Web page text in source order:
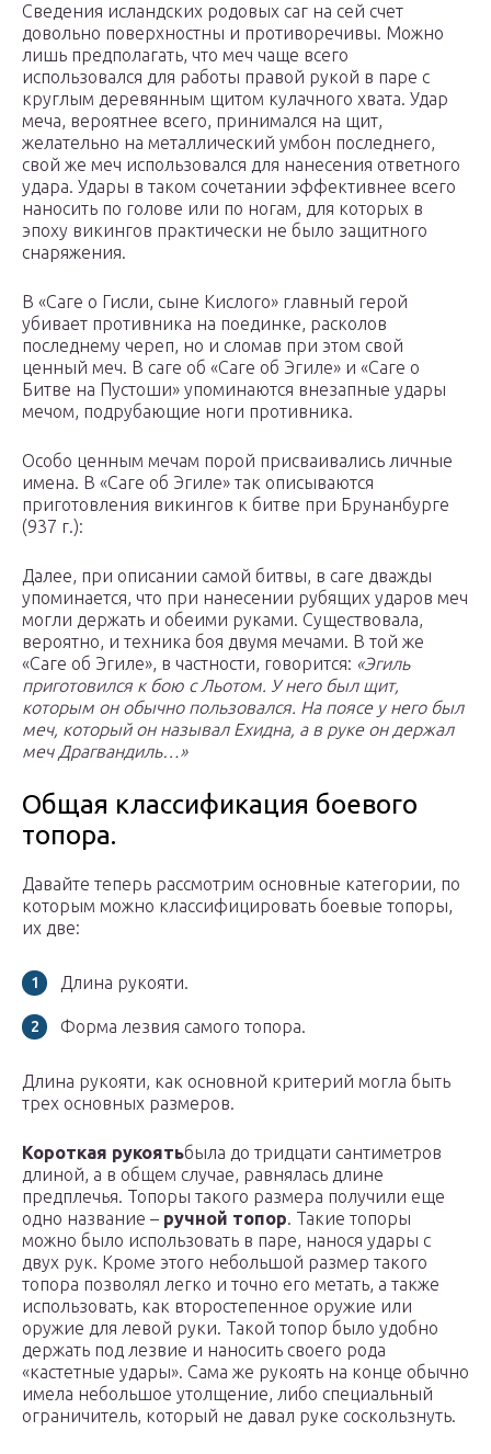
Сведения исландских родовых саг на сей счет
довольно поверхностны и противоречивы. Можно
лишь предполагать, что меч чаще всего
использовался для работы правой рукой в паре с
круглым деревянным щитом кулачного хвата. Удар
меча, вероятнее всего, принимался на щит,
желательно на металлический умбон последнего,
свой же меч использовался для нанесения ответного
удара. Удары в таком сочетании эффективнее всего
наносить по голове или по ногам, для которых в
эпоху викингов практически не было защитного
снаряжения.
В «Саге о Гисли, сыне Кислого» главный герой
убивает противника на поединке, расколов
последнему череп, но и сломав при этом свой
ценный меч. В саге об «Саге об Эгиле» и «Саге о
Битве на Пустоши» упоминаются внезапные удары
мечом, подрубающие ноги противника.
Особо ценным мечам порой присваивались личные
имена. В «Саге об Эгиле» так описываются
приготовления викингов к битве при Брунанбурге
(937 г.):
Далее, при описании самой битвы, в саге дважды
упоминается, что при нанесении рубящих ударов меч
могли держать и обеими руками. Существовала,
вероятно, и техника боя двумя мечами. В той же
«Саге об Эгиле», в частности, говорится: «Эгиль
приготовился к бою с Льотом. У него был щит,
которым он обычно пользовался. На поясе у него был
меч, который он называл Ехидна, а в руке он держал
меч Драгвандиль…»
Общая классификация боевого
топора.
Давайте теперь рассмотрим основные категории, по
которым можно классифицировать боевые топоры,
их две:
Длина рукояти.
Форма лезвия самого топора.
Длина рукояти, как основной критерий могла быть
трех основных размеров.
Короткая рукоятьбыла до тридцати сантиметров
длиной, а в общем случае, равнялась длине
предплечья. Топоры такого размера получили еще
одно название – ручной топор. Такие топоры
можно было использовать в паре, нанося удары с
двух рук. Кроме этого небольшой размер такого
топора позволял легко и точно его метать, а также
использовать, как второстепенное оружие или
оружие для левой руки. Такой топор было удобно
держать под лезвие и наносить своего рода
«кастетные удары». Сама же рукоять на конце обычно
имела небольшое утолщение, либо специальный
ограничитель, который не давал руке соскользнуть.